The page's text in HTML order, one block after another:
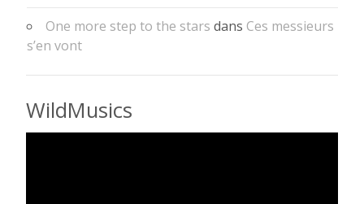
One more step to the stars dans Ces messieurs
s’en vont
WildMusics